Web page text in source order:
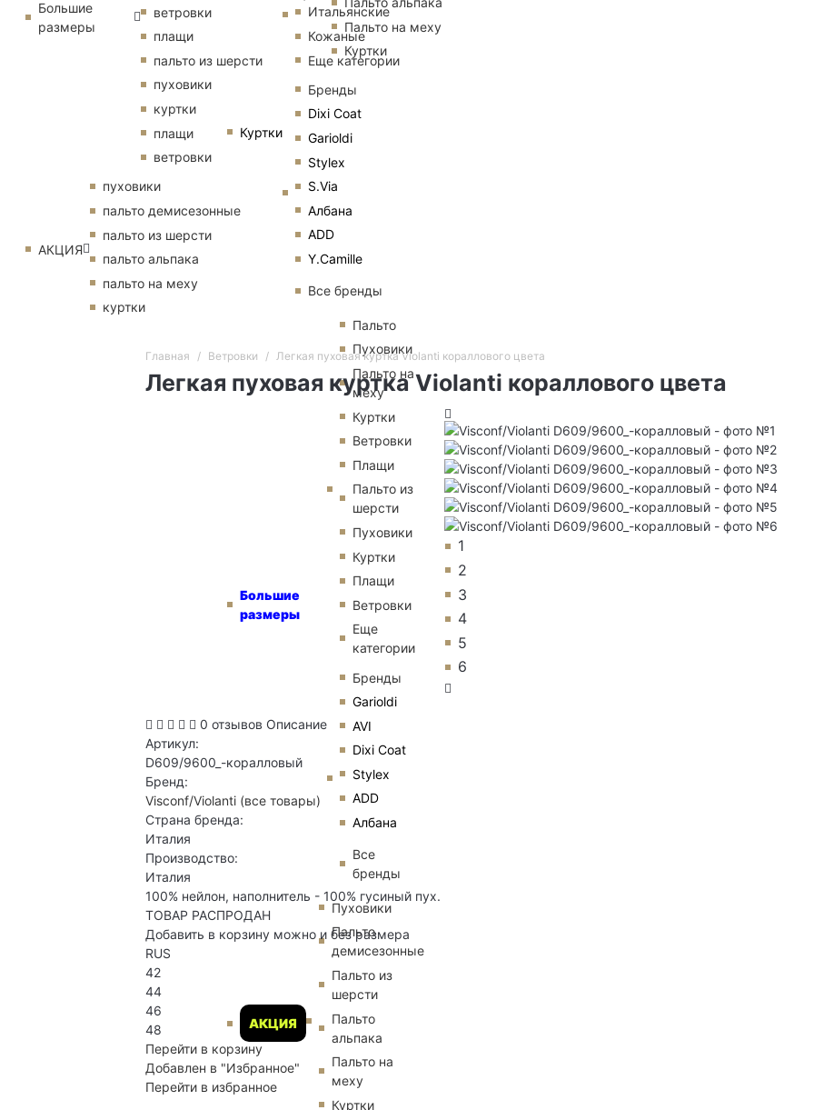
Куртки
Итальянские
Кожаные
Еще категории
Бренды
Dixi Coat
Garioldi
Stylex
S.Via
Албана
ADD
Y.Camille
Все бренды
Большие
размеры
Пальто
Пуховики
Пальто на
меху
Куртки
Ветровки
Плащи
Пальто из
шерсти
Пуховики
Куртки
Плащи
Ветровки
Еще
категории
Бренды
Garioldi
AVI
Dixi Coat
Stylex
ADD
Албана
Все
бренды
АКЦИЯ
Пуховики
Пальто
демисезонные
Пальто из
шерсти
Пальто
альпака
Пальто на
меху
Куртки
Большие
размеры
ветровки
плащи
пальто из шерсти
пуховики
куртки
плащи
ветровки
АКЦИЯ
пуховики
пальто демисезонные
пальто из шерсти
пальто альпака
пальто на меху
куртки
Пальто на меху
Куртки
Главная Ветровки Легкая пуховая куртка Violanti кораллового цвета
Легкая пуховая куртка Violanti кораллового цвета
1
2
3
4
5
6
0 отзывов Описание
Артикул:
D609/9600_-коралловый
Бренд:
Visconf/Violanti (все товары)
Страна бренда:
Италия
Производство:
Италия
100% нейлон, наполнитель - 100% гусиный пух.
ТОВАР РАСПРОДАН
Добавить в корзину можно и без размера
RUS
42
44
46
48
Перейти в корзину
Добавлен в "Избранное"
Перейти в избранное